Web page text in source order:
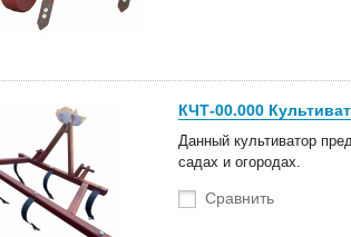
техники
Сальсксельмаш
в Минске!
Новые роторные
наличии на
КЧТ-00.000
Данный культиватор
садах и огородах.
Сравнить